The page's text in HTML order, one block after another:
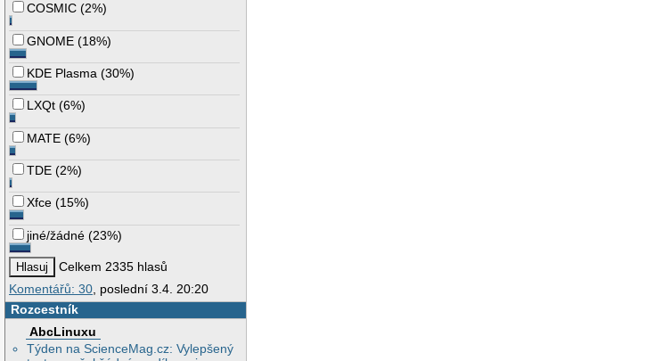
COSMIC (2%)
GNOME (18%)
KDE Plasma (30%)
LXQt (6%)
MATE (6%)
TDE (2%)
Xfce (15%)
jiné/žádné (23%)
Celkem 2335 hlasů
Komentářů: 30, poslední 3.4. 20:20
Rozcestník
AbcLinuxu
Týden na ScienceMag.cz: Vylepšený